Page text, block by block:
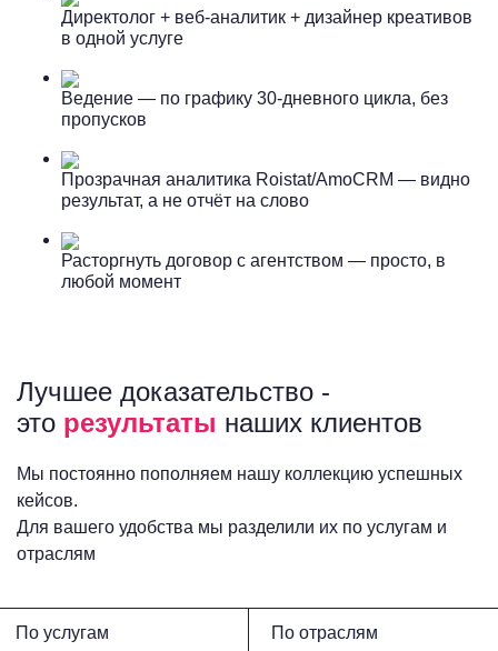
Директолог + веб-аналитик + дизайнер креативов
в одной услуге
Ведение — по графику 30-дневного цикла, без
пропусков
Прозрачная аналитика Roistat/AmoCRM — видно
результат, а не отчёт на слово
Расторгнуть договор с агентством — просто, в
любой момент
Лучшее доказательство -
это результаты наших клиентов
Мы постоянно пополняем нашу коллекцию успешных
кейсов.
Для вашего удобства мы разделили их по услугам и
отраслям
По услугам По отраслям